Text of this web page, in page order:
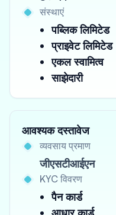
संस्थाएं
पब्लिक लिमिटेड
प्राइवेट लिमिटेड
एकल स्वामित्व
साझेदारी
आवश्यक दस्तावेज
व्यवसाय प्रमाण
जीएसटीआईएन
KYC विवरण
पैन कार्ड